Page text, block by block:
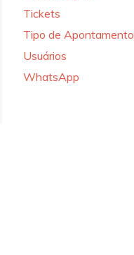
Tickets
Tipo de Apontamento
Usuários
WhatsApp